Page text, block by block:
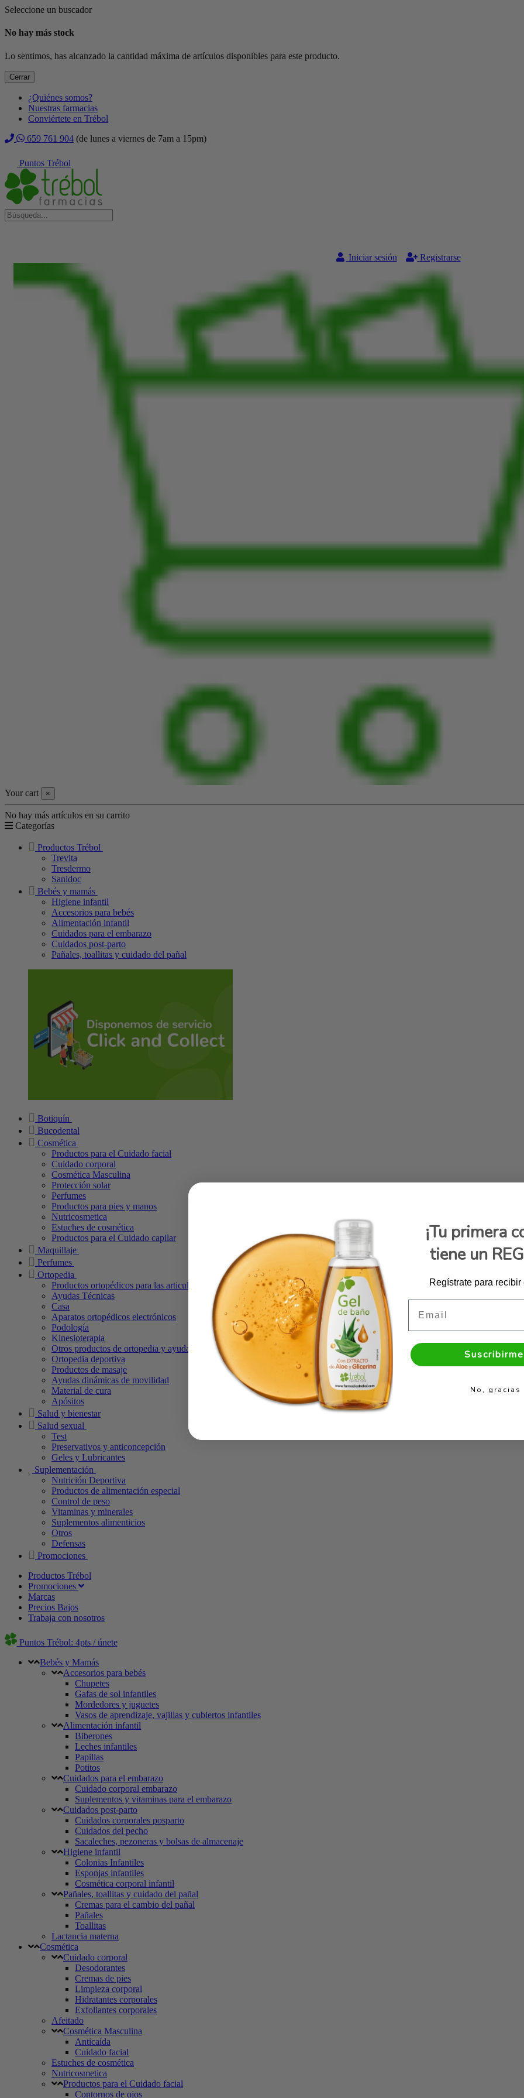
Seleccione un buscador
No hay más stock
Lo sentimos, has alcanzado la cantidad máxima de artículos disponibles para este producto.
Cerrar
¿Quiénes somos?
Nuestras farmacias
Conviértete en Trébol
659 761 904 (de lunes a viernes de 7am a 15pm)
Puntos Trébol
Iniciar sesión Registrarse
Your cart ×
No hay más artículos en su carrito
Categorías
Productos Trébol
Trevita
Tresdermo
Sanidoc
Bebés y mamás
Higiene infantil
Accesorios para bebés
Alimentación infantil
Cuidados para el embarazo
Cuidados post-parto
Pañales, toallitas y cuidado del pañal
Botiquín
Bucodental
Cosmética
Productos para el Cuidado facial
Cuidado corporal
Cosmética Masculina
Protección solar
Perfumes
Productos para pies y manos
Nutricosmetica
Estuches de cosmética
Productos para el Cuidado capilar
Maquillaje
Perfumes
Ortopedia
Productos ortopédicos para las articulaciones
Ayudas Técnicas
Casa
Aparatos ortopédicos electrónicos
Podología
Kinesioterapia
Otros productos de ortopedia y ayudas técnicas
Ortopedia deportiva
Productos de masaje
Ayudas dinámicas de movilidad
Material de cura
Apósitos
Salud y bienestar
Salud sexual
Test
Preservativos y anticoncepción
Geles y Lubricantes
Suplementación
Nutrición Deportiva
Productos de alimentación especial
Control de peso
Vitaminas y minerales
Suplementos alimenticios
Otros
Defensas
Promociones
Productos Trébol
Promociones
Marcas
Precios Bajos
Trabaja con nosotros
Puntos Trébol: 4pts / únete
Bebés y Mamás
Accesorios para bebés
Chupetes
Gafas de sol infantiles
Mordedores y juguetes
Vasos de aprendizaje, vajillas y cubiertos infantiles
Alimentación infantil
Biberones
Leches infantiles
Papillas
Potitos
Cuidados para el embarazo
Cuidado corporal embarazo
Suplementos y vitaminas para el embarazo
Cuidados post-parto
Cuidados corporales posparto
Cuidados del pecho
Sacaleches, pezoneras y bolsas de almacenaje
Higiene infantil
Colonias Infantiles
Esponjas infantiles
Cosmética corporal infantil
Pañales, toallitas y cuidado del pañal
Cremas para el cambio del pañal
Pañales
Toallitas
Lactancia materna
Cosmética
Cuidado corporal
Desodorantes
Cremas de pies
Limpieza corporal
Hidratantes corporales
Exfoliantes corporales
Afeitado
Cosmética Masculina
Anticaída
Cuidado facial
Estuches de cosmética
Nutricosmetica
Productos para el Cuidado facial
Contornos de ojos
¡Tu primera
tiene un
Regístrate para
No, gracias